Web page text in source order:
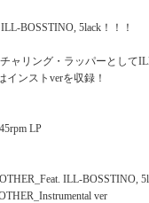
ILL-BOSSTINO, 5lack！！！
ャリング・ラッパーとして
インストverを収録！
LP
ILL-BOSSTINO,
ver